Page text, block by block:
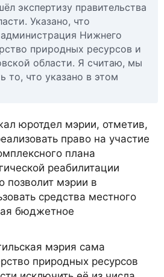
экспертизу правительства
Указано, что
Нижнего
природных ресурсов и
области. Я считаю, мы
то, что указано в этом
юротдел мэрии, отметив,
право на участие
плана
реабилитации
позволит мэрии в
средства местного
бюджетное
мэрия сама
природных ресурсов